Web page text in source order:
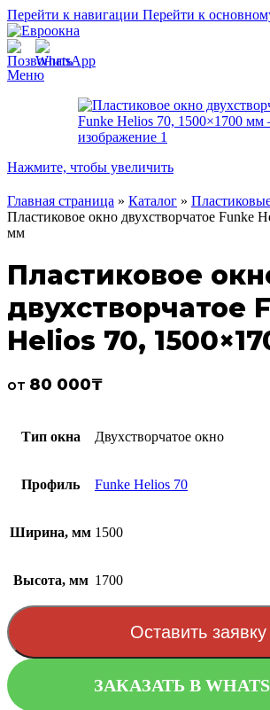
Перейти к навигации Перейти к
Меню
Нажмите, чтобы увеличить
Главная страница » Каталог »
Пластиковое окно двухстворчатое Funke
мм
Пластиковое
двухстворчатое
Helios 70,
от 80 000₸
Тип окна Двухстворчатое окно
Профиль Funke Helios 70
Ширина, мм 1500
Высота, мм 1700
Оставить заявку
ЗАКАЗАТЬ В